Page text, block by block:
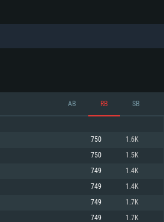
SYSTÈME REQUISE
AB RB SB
750 1.6K
750 1.5K
749 1.4K
749 1.4K
749 1.7K
749 1.7K